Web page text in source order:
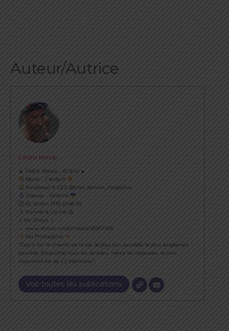
Auteur/Autrice
Cédric Masip
▲ Cédric Masip - 42 ans ▲
Marié - 1 enfant
Fondateur & CEO @trail_session_magazine
Odessa - Ukraine
⏱ 42.195km [RP] 2h46’52
Runner & Cyclist
⇣ My Strava ⇣
→ www.strava.com/athletes/18867396
Ma Philosophie
"Courir sur le chemin de la vie, le plus loin possible, le plus longtemps
possible. Emprunter tous les sentiers, même les impasses, le plus
important est de s’y (re)trouver".
Voir toutes les publications